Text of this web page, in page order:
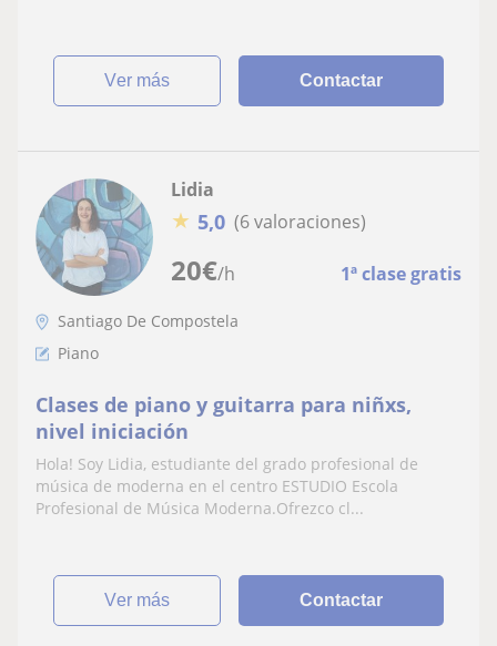
ver más Contactar
20€/h 1ª clase gratis
Lidia
★ 5,0 (6 valoraciones)
Santiago De Compostela
Piano
Clases de piano y guitarra para niñxs,
nivel iniciación
Hola! Soy Lidia, estudiante del grado profesional de
música de moderna en el centro ESTUDIO Escola
Profesional de Música Moderna.Ofrezco cl...
ver más Contactar